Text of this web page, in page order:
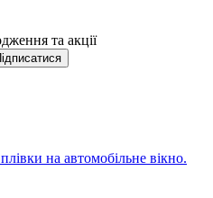
та акції
на автомобільне вікно.